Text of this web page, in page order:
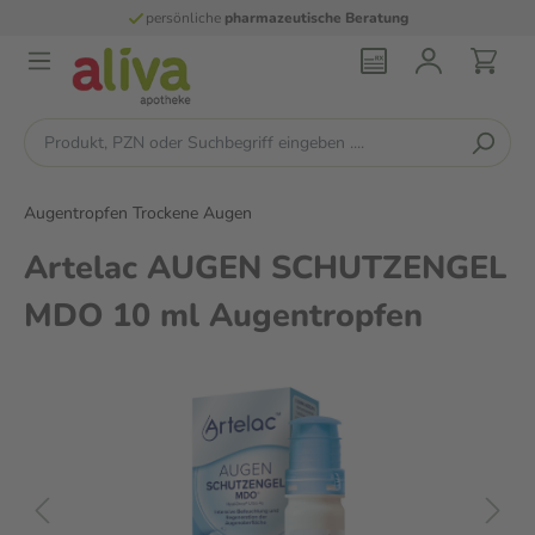
persönliche pharmazeutische Beratung
Augentropfen Trockene Augen
Artelac AUGEN SCHUTZENGEL
MDO 10 ml Augentropfen